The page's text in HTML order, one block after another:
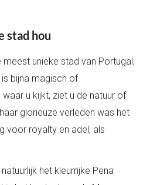
stad hou
meest unieke stad van Portugal,
bijna magisch of
u kijkt, ziet u de natuur of
glorieuze verleden was het
voor royalty en adel, als
het kleurrijke Pena